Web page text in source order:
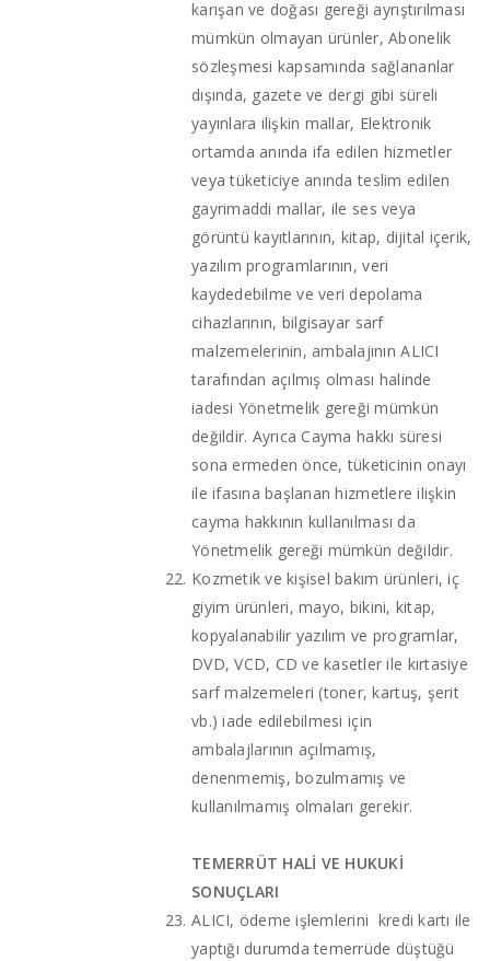
karışan ve doğası gereği ayrıştırılması
mümkün olmayan ürünler, Abonelik
sözleşmesi kapsamında sağlananlar
dışında, gazete ve dergi gibi süreli
yayınlara ilişkin mallar, Elektronik
ortamda anında ifa edilen hizmetler
veya tüketiciye anında teslim edilen
gayrimaddi mallar, ile ses veya
görüntü kayıtlarının, kitap, dijital içerik,
yazılım programlarının, veri
kaydedebilme ve veri depolama
cihazlarının, bilgisayar sarf
malzemelerinin, ambalajının ALICI
tarafından açılmış olması halinde
iadesi Yönetmelik gereği mümkün
değildir. Ayrıca Cayma hakkı süresi
sona ermeden önce, tüketicinin onayı
ile ifasına başlanan hizmetlere ilişkin
cayma hakkının kullanılması da
Yönetmelik gereği mümkün değildir.
Kozmetik ve kişisel bakım ürünleri, iç
giyim ürünleri, mayo, bikini, kitap,
kopyalanabilir yazılım ve programlar,
DVD, VCD, CD ve kasetler ile kırtasiye
sarf malzemeleri (toner, kartuş, şerit
vb.) iade edilebilmesi için
ambalajlarının açılmamış,
denenmemiş, bozulmamış ve
kullanılmamış olmaları gerekir.
TEMERRÜT HALİ VE HUKUKİ
SONUÇLARI
ALICI, ödeme işlemlerini kredi kartı ile
yaptığı durumda temerrüde düştüğü